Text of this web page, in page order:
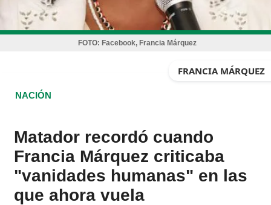
FOTO: Facebook, Francia Márquez
FRANCIA MÁRQUEZ
NACIÓN
Matador recordó cuando
Francia Márquez criticaba
"vanidades humanas" en las
que ahora vuela